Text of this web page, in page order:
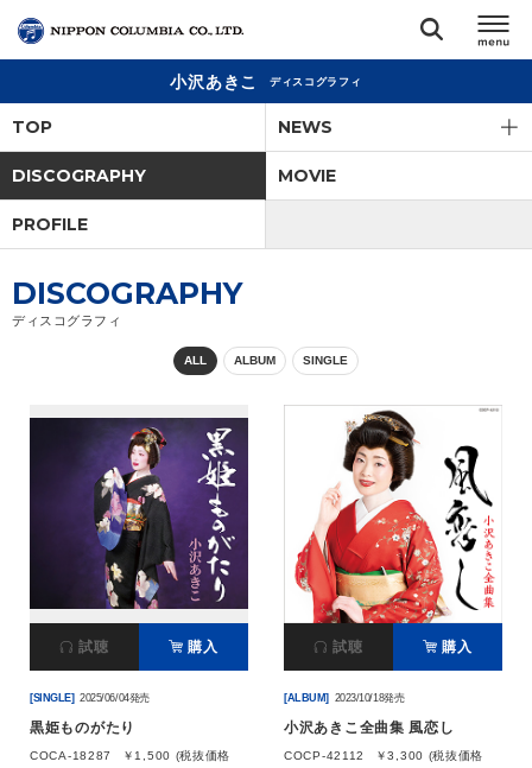
閉じる
アーティスト
ジャンル
オーディション
直営ショップ
サイトマップ
お問い合わせ
小沢あきこ ディスコグラフィ
TOP NEWS
DISCOGRAPHY MOVIE
PROFILE
DISCOGRAPHY
ディスコグラフィ
ALL ALBUM SINGLE
試聴 購入
[SINGLE] 2025/06/04発売
黒姫ものがたり
COCA-18287
￥1,500 (税抜価格
試聴 購入
[ALBUM] 2023/10/18発売
小沢あきこ全曲集 風恋し
COCP-42112
￥3,300 (税抜価格